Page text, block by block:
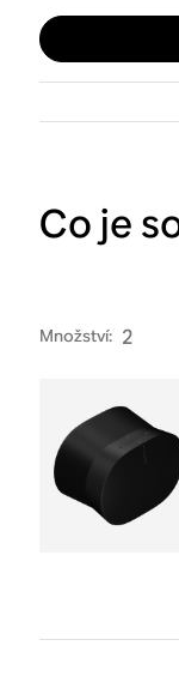
Co je
Množství: 2